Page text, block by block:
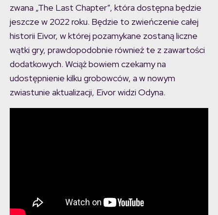
zwana „The Last Chapter”, która dostępna będzie
jeszcze w 2022 roku. Będzie to zwieńczenie całej
historii Eivor, w której pozamykane zostaną liczne
wątki gry, prawdopodobnie również te z zawartości
dodatkowych. Wciąż bowiem czekamy na
udostępnienie kilku grobowców, a w nowym
zwiastunie aktualizacji, Eivor widzi Odyna.